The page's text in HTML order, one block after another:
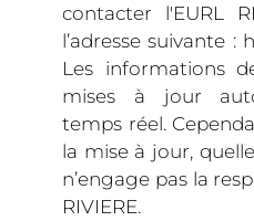
contacter l'EURL
l’adresse suivante :
Les informations
mises à jour
temps réel.
la mise à jour,
n’engage pas la
RIVIERE.